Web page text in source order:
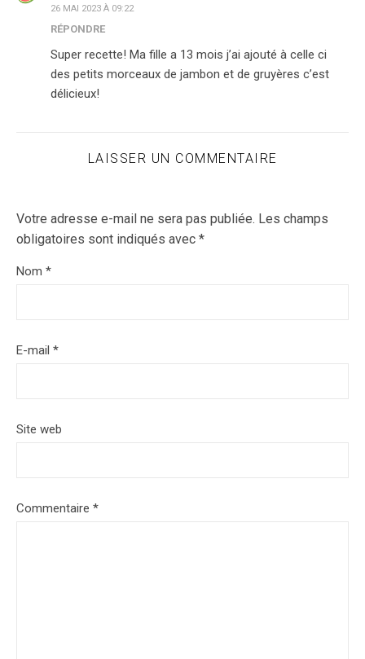
26 MAI 2023 À 09:22
RÉPONDRE
Super recette! Ma fille a 13 mois j’ai ajouté à celle ci
des petits morceaux de jambon et de gruyères c’est
délicieux!
LAISSER UN COMMENTAIRE
Votre adresse e-mail ne sera pas publiée. Les champs
obligatoires sont indiqués avec *
Nom *
E-mail *
Site web
Commentaire *